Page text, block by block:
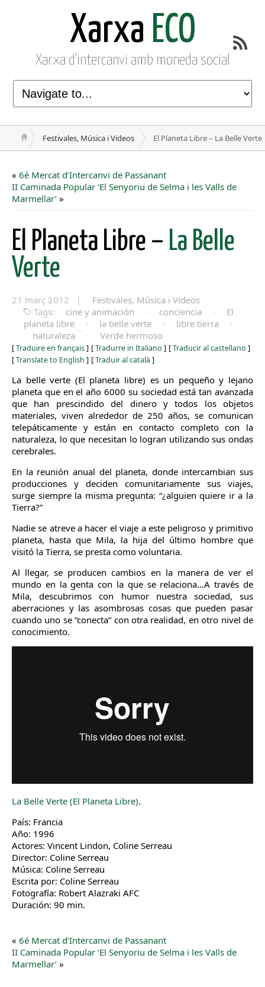
Xarxa ECO
Xarxa d'intercanvi amb moneda social
Festivales, Música i Videos El Planeta Libre – La Belle Verte
« 6é Mercat d’Intercanvi de Passanant
II Caminada Popular ‘El Senyoriu de Selma i les Valls de
Marmellar’ »
El Planeta Libre – La Belle
Verte
21 març 2012 |
Festivales, Música i Videos
Tags:
cine y animación · conciencia ·
El
planeta libre
· la belle verte · libre tierra
·
naturaleza
· Verde hermoso
[Traduire en français] [Tradurre in Italiano ] [Traducir al castellano ]
[Translate to English ] [Traduir al català ]
La belle verte (El planeta libre) es un pequeño y lejano
planeta que en el año 6000 su sociedad está tan avanzada
que han prescindido del dinero y todos los objetos
materiales, viven alrededor de 250 años, se comunican
telepáticamente y están en contacto completo con la
naturaleza, lo que necesitan lo logran utilizando sus ondas
cerebrales.
En la reunión anual del planeta, donde intercambian sus
producciones y deciden comunitariamente sus viajes,
surge siempre la misma pregunta: “¿alguien quiere ir a la
Tierra?”
Nadie se atreve a hacer el viaje a este peligroso y primitivo
planeta, hasta que Mila, la hija del último hombre que
visitó la Tierra, se presta como voluntaria.
Al llegar, se producen cambios en la manera de ver el
mundo en la genta con la que se relaciona…A través de
Mila, descubrimos con humor nuestra sociedad, sus
aberraciones y las asombrosas cosas que pueden pasar
cuando uno se “conecta” con otra realidad, en otro nivel de
conocimiento.
La Belle Verte (El Planeta Libre).
País: Francia
Año: 1996
Actores: Vincent Lindon, Coline Serreau
Director: Coline Serreau
Música: Coline Serreau
Escrita por: Coline Serreau
Fotografía: Robert Alazraki AFC
Duración: 90 min.
« 6é Mercat d’Intercanvi de Passanant
II Caminada Popular ‘El Senyoriu de Selma i les Valls de
Marmellar’ »